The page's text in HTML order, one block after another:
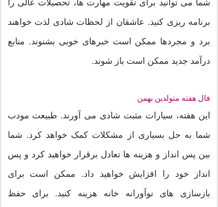
شما می توانید برای تقویت مهارت ها، تحصیلات عالی را
برنامه ریزی کنید. عاشقان از لحظات شادی لذت خواهند
برد و مجردها ممکن است خبرهای خوبی بشنوند. منابع
درآمد جدید ممکن است باز شوند.
فال هفته متولدین بهمن
این هفته، سیارات مثبت شادی می آورند. طبیعت مودب
شما به حل بسیاری از مشکلات کمک خواهد کرد. شما
بین پس انداز و هزینه ها تعادل برقرار خواهید کرد و پس
انداز خود را افزایش خواهید داد. ممکن است برای
بازسازی های نوآورانه خانه هزینه کنید. برای حفظ